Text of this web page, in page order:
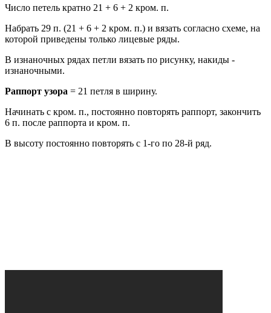
Число петель кратно 21 + 6 + 2 кром. п.
Набрать 29 п. (21 + 6 + 2 кром. п.) и вязать согласно схеме, на
которой приведены только лицевые ряды.
В изнаночных рядах петли вязать по рисунку, накиды -
изнаночными.
Раппорт узора = 21 петля в ширину.
Начинать с кром. п., постоянно повторять раппорт, закончить
6 п. после раппорта и кром. п.
В высоту постоянно повторять с 1-го по 28-й ряд.